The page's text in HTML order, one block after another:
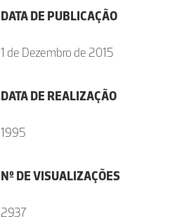
DATA DE PUBLICAÇÃO
1 de Dezembro de 2015
DATA DE REALIZAÇÃO
1995
Nº DE VISUALIZAÇÕES
2937